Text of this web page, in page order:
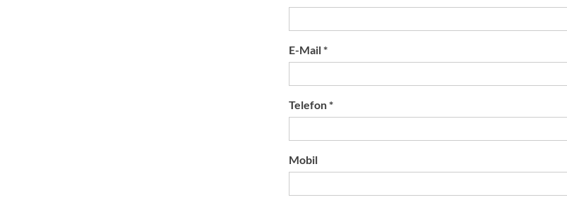
E-Mail *
Telefon *
Mobil